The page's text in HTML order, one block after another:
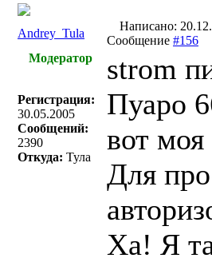
Andrey_Tula
Написано:
Сообщение #156
Модератор
Регистрация:
30.05.2005
Сообщений:
2390
Откуда: Тула
strom
Пуаро
вот моя
Для
Ха! Я